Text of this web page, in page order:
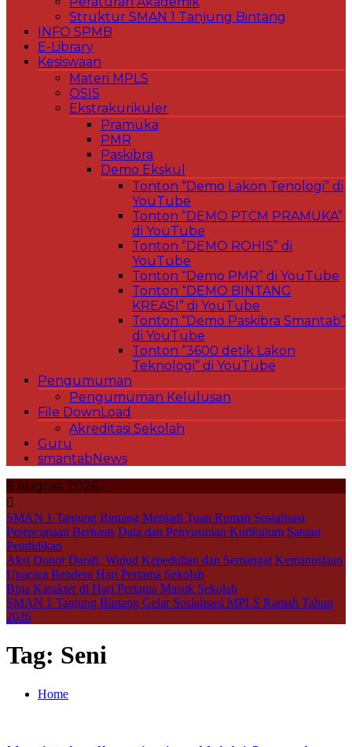
Struktur SMAN 1 Tanjung Bintang
INFO SPMB
E-Library
Kesiswaan
Materi MPLS
OSIS
Ekstrakurikuler
Pramuka
PMR
Paskibra
Demo Ekskul
Tonton “Demo Lakon Tenologi” di
YouTube
Tonton “DEMO PTCM PRAMUKA”
di YouTube
Tonton “DEMO ROHIS” di
YouTube
Tonton “Demo PMR” di YouTube
Tonton “DEMO BINTANG
KREASI” di YouTube
Tonton “Demo Paskibra Smantab”
di YouTube
Tonton “3600 detik Lakon
Teknologi” di YouTube
Pengumuman
Pengumuman Kelulusan
File DownLoad
Akreditasi Sekolah
Guru
smantabNews
6 August 2026
SMAN 1 Tanjung Bintang Menjadi Tuan Rumah Sosialisasi
Perencanaan Berbasis Data dan Penyusunan Kurikulum Satuan
Pendidikan
Aksi Donor Darah, Wujud Kepedulian dan Semangat Kemanusiaan
Upacara Bendera Hari Pertama Sekolah
Bina Karakter di Hari Pertama Masuk Sekolah
SMAN 1 Tanjung Bintang Gelar Sosialisasi MPLS Ramah Tahun
2026
Tag: Seni
Home